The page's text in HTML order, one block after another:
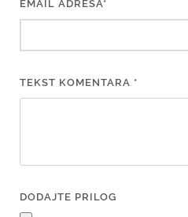
EMAIL ADRESA*
TEKST KOMENTARA *
DODAJTE PRILOG